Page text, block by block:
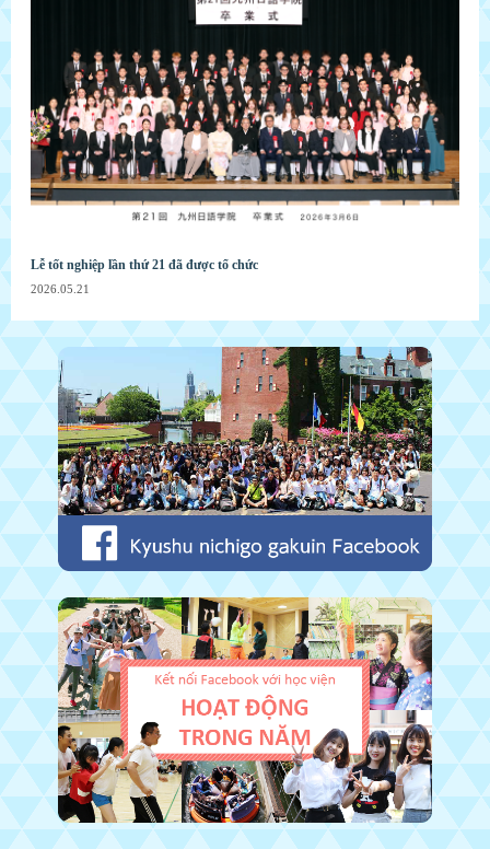
Lễ tốt nghiệp lần thứ 21 đã được tổ chức
2026.05.21